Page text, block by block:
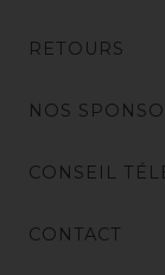
RETOURS
NOS
CONSEIL
CONTACT